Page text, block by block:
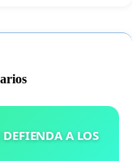
DEFIENDA A LOS